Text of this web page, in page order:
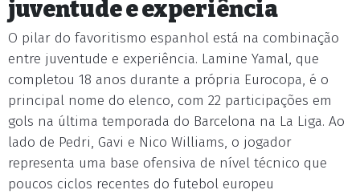
juventude e experiência
O pilar do favoritismo espanhol está na combinação
entre juventude e experiência. Lamine Yamal, que
completou 18 anos durante a própria Eurocopa, é o
principal nome do elenco, com 22 participações em
gols na última temporada do Barcelona na La Liga. Ao
lado de Pedri, Gavi e Nico Williams, o jogador
representa uma base ofensiva de nível técnico que
poucos ciclos recentes do futebol europeu